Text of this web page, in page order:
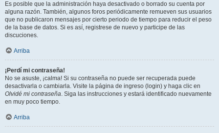
Es posible que la administración haya desactivado o borrado su cuenta por
alguna razón. También, algunos foros periódicamente remueven sus usuarios
que no publicaron mensajes por cierto periodo de tiempo para reducir el peso
de la base de datos. Si es así, registrese de nuevo y participe de las
discuciones.
Arriba
¡Perdí mi contraseña!
No se asuste, ¡calma! Si su contraseña no puede ser recuperada puede
desactivarla o cambiarla. Visite la página de ingreso (login) y haga clic en
Olvidé mi contraseña. Siga las instrucciones y estará identificado nuevamente
en muy poco tiempo.
Arriba